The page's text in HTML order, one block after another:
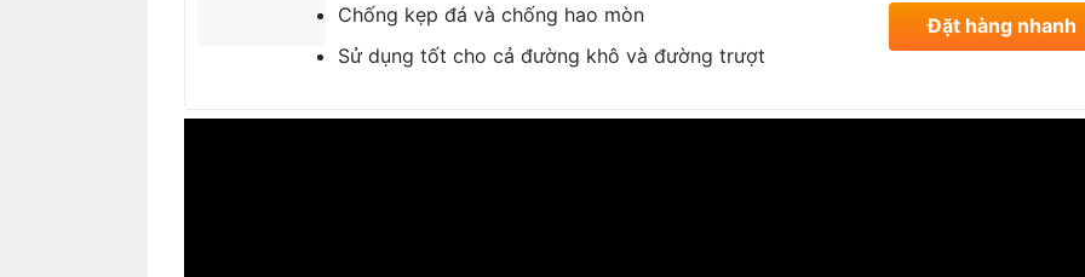
Chống kẹp đá và chống hao mòn
Sử dụng tốt cho cả đường khô và đường trượt
Đặt hàng nhanh